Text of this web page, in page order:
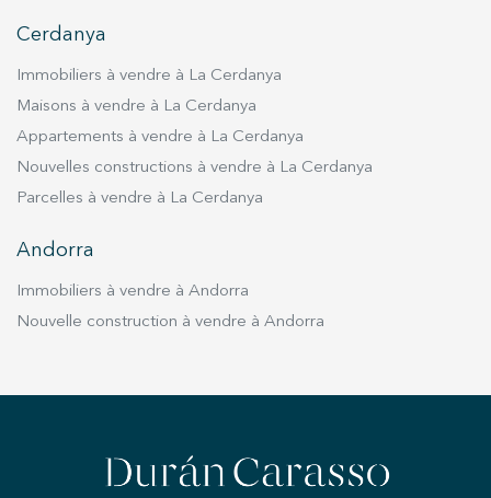
Cerdanya
Immobiliers à vendre à La Cerdanya
Maisons à vendre à La Cerdanya
Appartements à vendre à La Cerdanya
Nouvelles constructions à vendre à La Cerdanya
Parcelles à vendre à La Cerdanya
Andorra
Immobiliers à vendre à Andorra
Nouvelle construction à vendre à Andorra